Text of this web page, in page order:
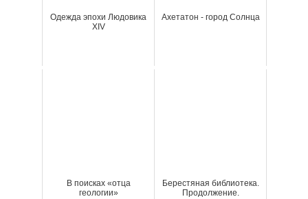
Одежда эпохи Людовика
XIV
Ахетатон - город Солнца
В поисках «отца
геологии»
Берестяная библиотека.
Продолжение.